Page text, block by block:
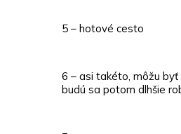
5 – hotové cesto
6 – asi takéto, môžu byť
budú sa potom dlhšie